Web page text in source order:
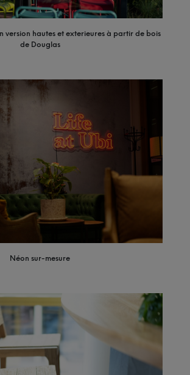
version hautes et exterieures à partir de bois
de Douglas
Néon sur-mesure